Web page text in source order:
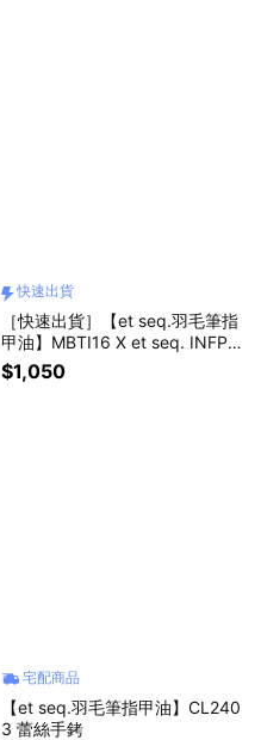
快速出貨
［快速出貨］【et seq.羽毛筆指
甲油】MBTI16 X et seq. INFP
禮盒組
$1,050
宅配商品
【et seq.羽毛筆指甲油】CL240
3 蕾絲手銬